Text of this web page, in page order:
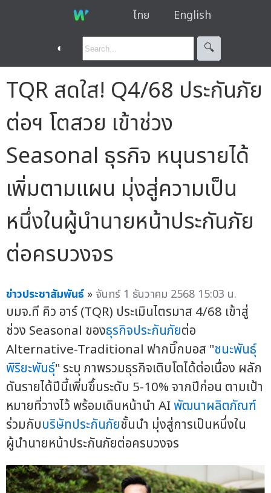
ไทย English
◐ 🔍︎
TQR สดใส! Q4/68 ประกันภัย
ต่อฯ โตสวย เข้าช่วง
Seasonal ธุรกิจ หนุนรายได้
เพิ่มตามแผน มุ่งสู่ความเป็น
หนึ่งในผู้นำนายหน้าประกันภัย
ต่อครบวงจร
ข่าวประชาสัมพันธ์ » จันทร์ 1 ธันวาคม 2568 15:03 น.
บมจ.ที คิว อาร์ (TQR) ประเมินไตรมาส 4/68 เข้าสู่
ช่วง Seasonal ของธุรกิจประกันภัยต่อ
Alternative-Traditional ฟากบิ๊กบอส "ชนะพันธุ์
พิริยะพันธุ์" ระบุ ภาพรวมธุรกิจเติบโตได้ต่อเนื่อง ผลัก
ดันรายได้ปีนี้เพิ่มขึ้นระดับ 5-10% จากปีก่อน ตามเป้า
หมายที่วางไว้ พร้อมเดินหน้านำ AI พัฒนาผลิตภัณฑ์
ร่วมกับบริษัทประกันภัยชั้นนำ มุ่งสู่การเป็นหนึ่งใน
ผู้นำนายหน้าประกันภัยต่อครบวงจร